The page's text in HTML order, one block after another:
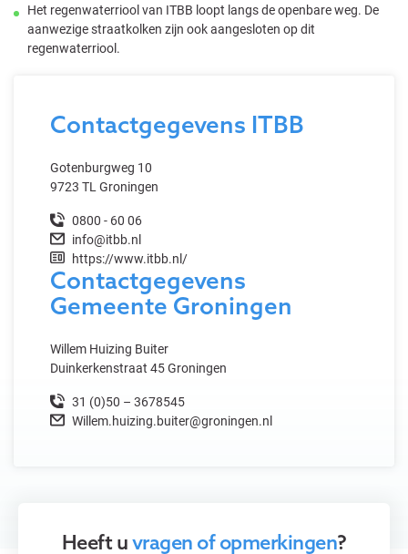
Het regenwaterriool van ITBB loopt langs de openbare weg. De
aanwezige straatkolken zijn ook aangesloten op dit
regenwaterriool.
Contactgegevens ITBB
Gotenburgweg 10
9723 TL Groningen
0800 - 60 06
info@itbb.nl
https://www.itbb.nl/
Contactgegevens
Gemeente Groningen
Willem Huizing Buiter
Duinkerkenstraat 45 Groningen
31 (0)50 – 3678545
Willem.huizing.buiter@groningen.nl
Heeft uvragen of opmerkingen?